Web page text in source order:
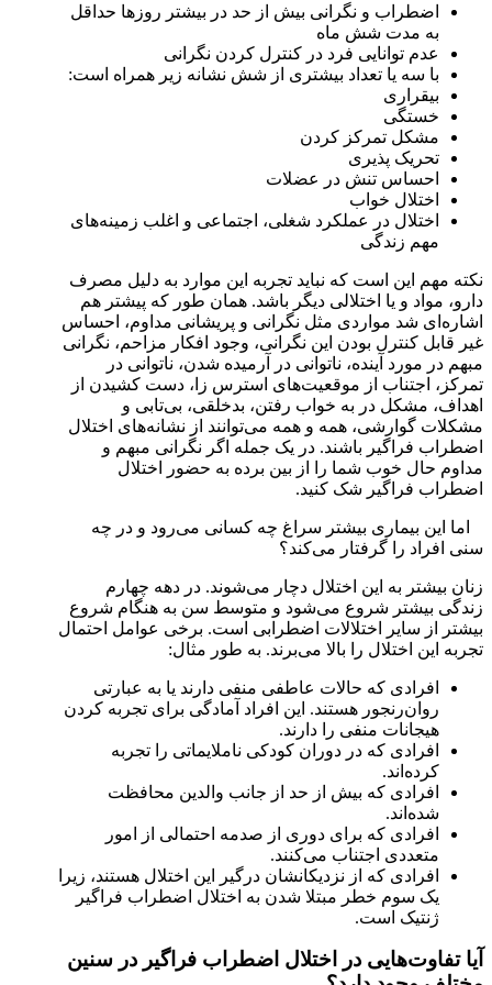
اضطراب و نگرانی بیش از حد در بیشتر روزها حداقل
به مدت شش ماه
عدم توانایی فرد در کنترل کردن نگرانی
با سه یا تعداد بیشتری از شش نشانه زیر همراه است:
بیقراری
خستگی
مشکل تمرکز کردن
تحریک پذیری
احساس تنش در عضلات
اختلال خواب
اختلال در عملکرد شغلی، اجتماعی و اغلب زمینه‌های
مهم زندگی
نکته مهم این است که نباید تجربه این موارد به دلیل مصرف
دارو، مواد و یا اختلالی دیگر باشد. همان طور که پیشتر هم
اشاره‌ای شد مواردی مثل نگرانی و پریشانی مداوم، احساس
غیر قابل کنترل بودن این نگرانی، وجود افکار مزاحم، نگرانی
مبهم در مورد آینده، ناتوانی در آرمیده شدن، ناتوانی در
تمرکز، اجتناب از موقعیت‌های استرس زا، دست کشیدن از
اهداف، مشکل در به خواب رفتن، بدخلقی، بی‌تابی و
مشکلات گوارشی، همه و همه می‌توانند از نشانه‌های اختلال
اضطراب فراگیر باشند. در یک جمله اگر نگرانی مبهم و
مداوم حال خوب شما را از بین برده به حضور اختلال
اضطراب فراگیر شک کنید.
اما این بیماری بیشتر سراغ چه کسانی می‌رود و در چه
سنی افراد را گرفتار می‌کند؟
زنان بیشتر به این اختلال دچار می‌شوند. در دهه چهارم
زندگی بیشتر شروع می‌شود و متوسط سن به هنگام شروع
بیشتر از سایر اختلالات اضطرابی است. برخی عوامل احتمال
تجربه این اختلال را بالا می‌برند. به طور مثال:
افرادی که حالات عاطفی منفی دارند یا به عبارتی
روان‌رنجور هستند. این افراد آمادگی برای تجربه کردن
هیجانات منفی را دارند.
افرادی که در دوران کودکی ناملایماتی را تجربه
کرده‌اند.
افرادی که بیش از حد از جانب والدین محافظت
شده‌اند.
افرادی که برای دوری از صدمه احتمالی از امور
متعددی اجتناب می‌کنند.
افرادی که از نزدیکانشان درگیر این اختلال هستند، زیرا
یک سوم خطر مبتلا شدن به اختلال اضطراب فراگیر
ژنتیک است.
آیا تفاوت‌هایی در اختلال اضطراب فراگیر در سنین